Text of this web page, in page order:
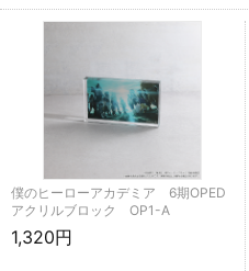
僕のヒーローアカデミア 6期OPED
アクリルブロック OP1-A
1,320円